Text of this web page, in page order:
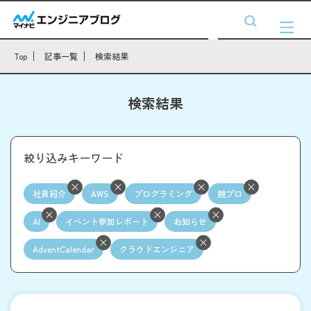
Top 記事一覧 検索結果
検索結果
絞り込みキーワード
社員紹介 AWS プログラミング 競プロ
AI イベント参加レポート お知らせ
AdventCalendar クラウドエンジニア